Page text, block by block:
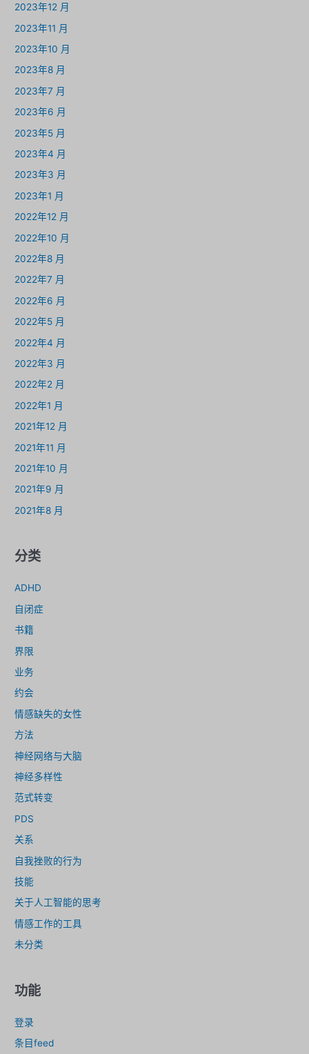
2023年12 月
2023年11 月
2023年10 月
2023年8 月
2023年7 月
2023年6 月
2023年5 月
2023年4 月
2023年3 月
2023年1 月
2022年12 月
2022年10 月
2022年8 月
2022年7 月
2022年6 月
2022年5 月
2022年4 月
2022年3 月
2022年2 月
2022年1 月
2021年12 月
2021年11 月
2021年10 月
2021年9 月
2021年8 月
分类
ADHD
自闭症
书籍
界限
业务
约会
情感缺失的女性
方法
神经网络与大脑
神经多样性
范式转变
PDS
关系
自我挫败的行为
技能
关于人工智能的思考
情感工作的工具
未分类
功能
登录
条目feed